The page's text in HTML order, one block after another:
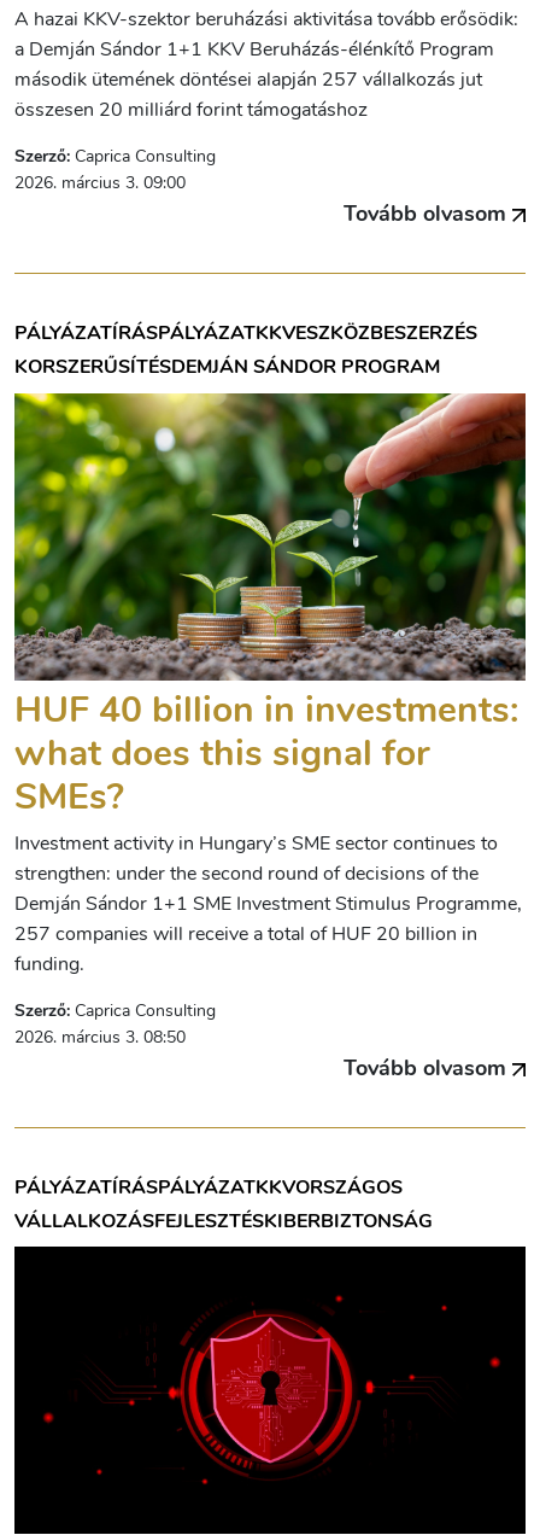
A hazai KKV-szektor beruházási aktivitása tovább erősödik:
a Demján Sándor 1+1 KKV Beruházás-élénkítő Program
második ütemének döntései alapján 257 vállalkozás jut
összesen 20 milliárd forint támogatáshoz
Szerző: Caprica Consulting
2026. március 3. 09:00
Tovább olvasom
PÁLYÁZATÍRÁSPÁLYÁZATKKVESZKÖZBESZERZÉS
KORSZERŰSÍTÉSDEMJÁN SÁNDOR PROGRAM
HUF 40 billion in investments:
what does this signal for
SMEs?
Investment activity in Hungary’s SME sector continues to
strengthen: under the second round of decisions of the
Demján Sándor 1+1 SME Investment Stimulus Programme,
257 companies will receive a total of HUF 20 billion in
funding.
Szerző: Caprica Consulting
2026. március 3. 08:50
Tovább olvasom
PÁLYÁZATÍRÁSPÁLYÁZATKKVORSZÁGOS
VÁLLALKOZÁSFEJLESZTÉSKIBERBIZTONSÁG